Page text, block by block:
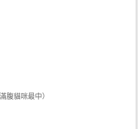
腹貓咪最中）